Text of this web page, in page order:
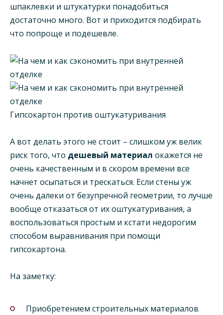
шпаклевки и штукатурки понадобиться
достаточно много. Вот и приходится подбирать
что попроще и подешевле.
Гипсокартон против оштукатуривания
А вот делать этого не стоит – слишком уж велик
риск того, что дешевый материал окажется не
очень качественным и в скором времени все
начнет осыпаться и трескаться. Если стены уж
очень далеки от безупречной геометрии, то лучше
вообще отказаться от их оштукатуривания, а
воспользоваться простым и кстати недорогим
способом выравнивания при помощи
гипсокартона.
На заметку:
Приобретением строительных материалов